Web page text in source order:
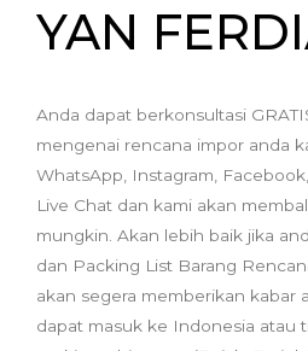
YAN
Anda dapat berkonsultasi
mengenai rencana impor anda
WhatsApp, Instagram,
Live Chat dan kami akan
mungkin. Akan lebih baik jika
dan Packing List Barang
akan segera memberikan kabar
dapat masuk ke Indonesia atau